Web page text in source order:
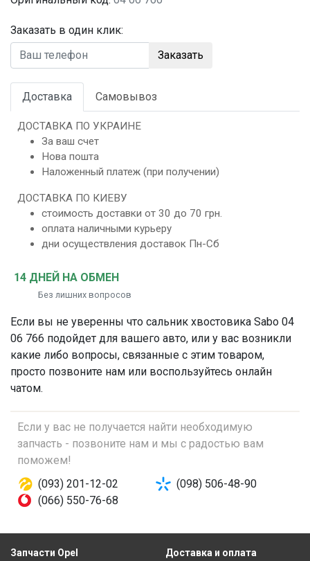
Заказать в один клик:
Заказать
Доставка Самовывоз
ДОСТАВКА ПО УКРАИНЕ
За ваш счет
Нова пошта
Наложенный платеж (при получении)
ДОСТАВКА ПО КИЕВУ
стоимость доставки от 30 до 70 грн.
оплата наличными курьеру
дни осуществления доставок Пн-Сб
14 ДНЕЙ НА ОБМЕН
Без лишних вопросов
Если вы не уверенны что сальник хвостовика Sabo 04
06 766 подойдет для вашего авто, или у вас возникли
какие либо вопросы, связанные с этим товаром,
просто позвоните нам или воспользуйтесь онлайн
чатом.
Если у вас не получается найти необходимую
запчасть - позвоните нам и мы с радостью вам
поможем!
(093) 201-12-02
(098) 506-48-90
(066) 550-76-68
Запчасти Opel Доставка и оплата